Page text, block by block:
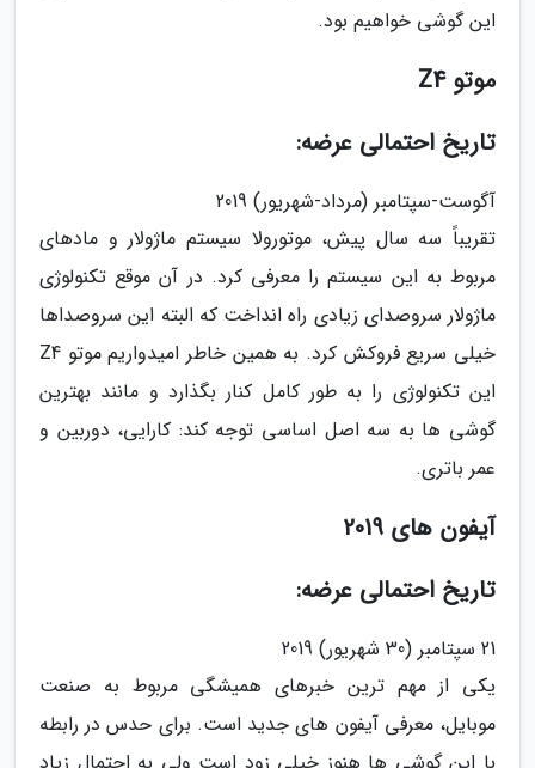
این گوشی خواهیم بود.
موتو Z4
تاریخ احتمالی عرضه:
آگوست-سپتامبر (مرداد-شهریور) 2019
تقریباً سه سال پیش، موتورولا سیستم ماژولار و مادهای
مربوط به این سیستم را معرفی کرد. در آن موقع تکنولوژی
ماژولار سروصدای زیادی راه انداخت که البته این سروصداها
خیلی سریع فروکش کرد. به همین خاطر امیدواریم موتو Z4
این تکنولوژی را به طور کامل کنار بگذارد و مانند بهترین
گوشی ها به سه اصل اساسی توجه کند: کارایی، دوربین و
عمر باتری.
آیفون های 2019
تاریخ احتمالی عرضه:
21 سپتامبر (30 شهریور) 2019
یکی از مهم ترین خبرهای همیشگی مربوط به صنعت
موبایل، معرفی آیفون های جدید است. برای حدس در رابطه